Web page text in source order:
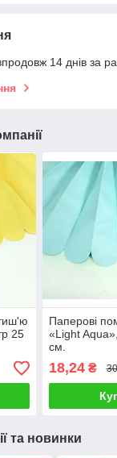
14 днів за
25
Паперові
«Light
см.
18,24₴
та новинки